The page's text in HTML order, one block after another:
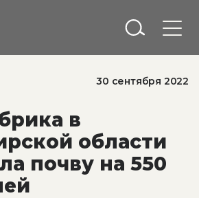
30 сентября 2022
в
области
почву на 550